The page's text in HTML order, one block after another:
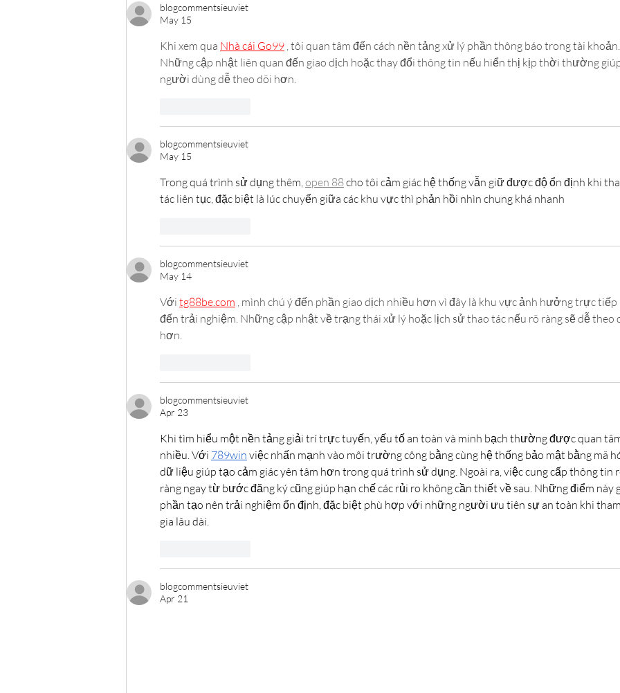
blogcommentsieuviet
May 15
Khi xem qua Nhà cái Go99 , tôi quan tâm đến cách nền tảng xử lý phần thông báo trong tài khoản.
Những cập nhật liên quan đến giao dịch hoặc thay đổi thông tin nếu hiển thị kịp thời thường
người dùng dễ theo dõi hơn.
blogcommentsieuviet
May 15
Trong quá trình sử dụng thêm, open 88 cho tôi cảm giác hệ thống vẫn giữ được độ ổn định khi
tác liên tục, đặc biệt là lúc chuyển giữa các khu vực thì phản hồi nhìn chung khá nhanh
blogcommentsieuviet
May 14
Với tg88be.com , mình chú ý đến phần giao dịch nhiều hơn vì đây là khu vực ảnh hưởng trực tiếp
đến trải nghiệm. Những cập nhật về trạng thái xử lý hoặc lịch sử thao tác nếu rõ ràng sẽ dễ theo
hơn.
blogcommentsieuviet
Apr 23
Khi tìm hiểu một nền tảng giải trí trực tuyến, yếu tố an toàn và minh bạch thường được quan
nhiều. Với 789win việc nhấn mạnh vào môi trường công bằng cùng hệ thống bảo mật bằng mã
dữ liệu giúp tạo cảm giác yên tâm hơn trong quá trình sử dụng. Ngoài ra, việc cung cấp thông tin
ràng ngay từ bước đăng ký cũng giúp hạn chế các rủi ro không cần thiết về sau. Những điểm này
phần tạo nên trải nghiệm ổn định, đặc biệt phù hợp với những người ưu tiên sự an toàn khi tham
gia lâu dài.
blogcommentsieuviet
Apr 21